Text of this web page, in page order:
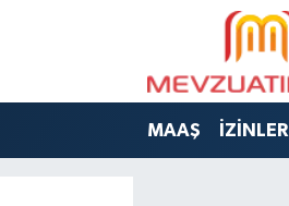
MAAŞ İZİNLER